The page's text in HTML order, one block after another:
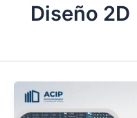
Diseño 2D